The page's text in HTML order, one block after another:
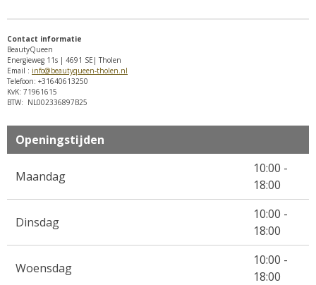
Contact informatie
BeautyQueen
Energieweg 11s | 4691 SE| Tholen
Email : info@beautyqueen-tholen.nl
Telefoon: +31640613250
KvK: 71961615
BTW: NL002336897B25
Openingstijden
Maandag
10:00 -
18:00
Dinsdag
10:00 -
18:00
Woensdag
10:00 -
18:00